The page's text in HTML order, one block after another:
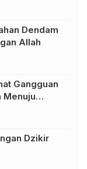
Dendam
Allah
Gangguan
Menuju
Dzikir